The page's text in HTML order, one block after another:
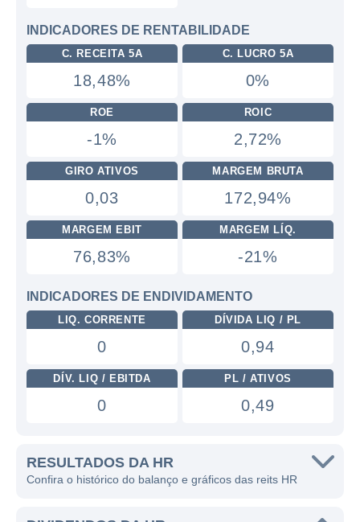
INDICADORES DE RENTABILIDADE
C. RECEITA 5A
18,48%
C. LUCRO 5A
0%
ROE
-1%
ROIC
2,72%
GIRO ATIVOS
0,03
MARGEM BRUTA
172,94%
MARGEM EBIT
76,83%
MARGEM LÍQ.
-21%
INDICADORES DE ENDIVIDAMENTO
LIQ. CORRENTE
0
DÍVIDA LIQ / PL
0,94
DÍV. LIQ / EBITDA
0
PL / ATIVOS
0,49
RESULTADOS DA HR
Confira o histórico do balanço e gráficos das reits HR